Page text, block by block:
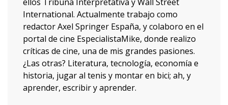
International. Actualmente trabajo como
redactor Axel Springer España, y colaboro en el
portal de cine EspecialistaMike, donde realizo
críticas de cine, una de mis grandes pasiones.
¿Las otras? Literatura, tecnología, economía e
historia, jugar al tenis y montar en bici; ah, y
aprender, escribir y aprender.